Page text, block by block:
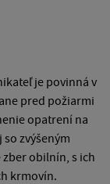
je povinná v
pred požiarmi
opatrení na
zvýšeným
obilnín, s ich
krmovín.